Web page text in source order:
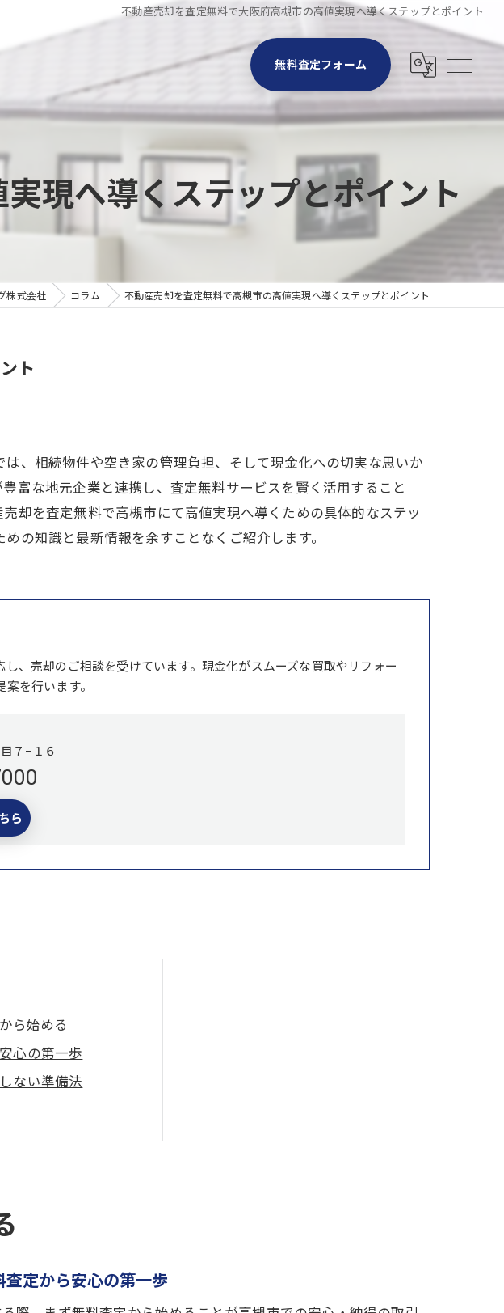
不動産売却を査定無料で大阪府高槻市の高値実現へ導くステップとポイント
無料査定フォーム
現へ導くステップとポイント
株式会社 コラム 不動産売却を査定無料で高槻市の高値実現へ導くステップとポイント
ト
、相続物件や空き家の管理負担、そして現金化への切実な思いか
富な地元企業と連携し、査定無料サービスを賢く活用すること
却を査定無料で高槻市にて高値実現へ導くための具体的なステッ
の知識と最新情報を余すことなくご紹介します。
、売却のご相談を受けています。現金化がスムーズな買取やリフォー
を行います。
７−１６
ら
ら始める
心の第一歩
ない準備法
メリット解説
れる情報
ズに進む理由
頼するポイント
正確に把握
査定から安心の第一歩